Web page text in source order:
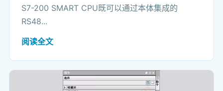
S7-200 SMART CPU既可以通过本体集成的
RS48...
阅读全文